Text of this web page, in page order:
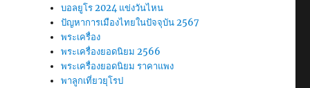
บอลยูโร 2024 แข่งวันไหน
ปัญหาการเมืองไทยในปัจจุบัน 2567
พระเครื่อง
พระเครื่องยอดนิยม 2566
พระเครื่องยอดนิยม ราคาแพง
พาลูกเที่ยวยุโรป